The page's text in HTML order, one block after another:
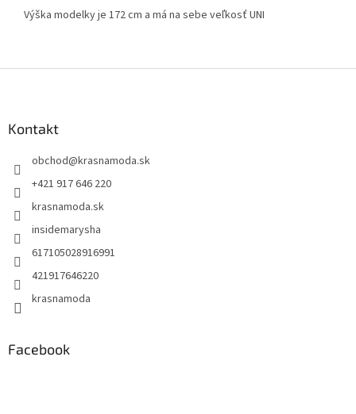
Výška modelky je 172 cm a má na sebe veľkosť UNI
Kontakt
obchod@krasnamoda.sk
+421 917 646 220
krasnamoda.sk
insidemarysha
617105028916991
421917646220
krasnamoda
Facebook